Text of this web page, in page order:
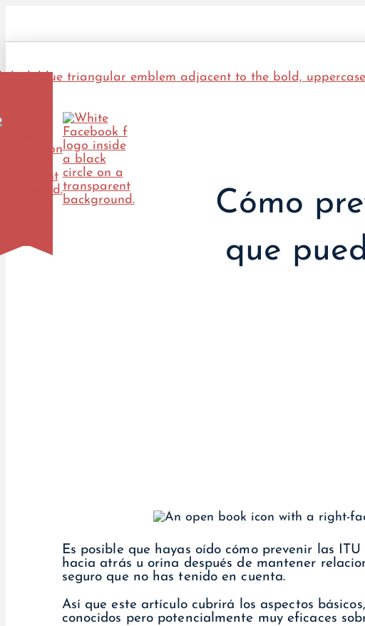
Cómo
que
Es posible que hayas oído cómo prevenir las
hacia atrás u orina después de mantener
seguro que no has tenido en cuenta.
Así que este artículo cubrirá los aspectos
conocidos pero potencialmente muy eficaces